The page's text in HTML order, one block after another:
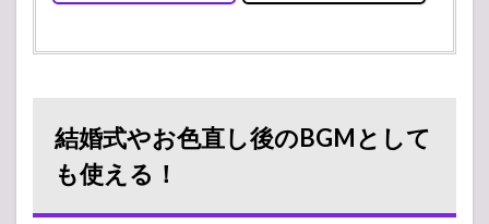
結婚式やお色直し後のBGMとして
も使える！